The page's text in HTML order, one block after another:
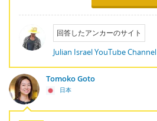
回答したアンカーのサイト
Julian Israel YouTube Channel
Tomoko Goto
日本